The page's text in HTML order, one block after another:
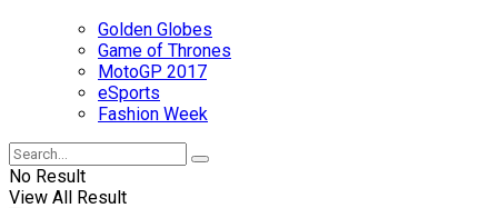
Golden Globes
Game of Thrones
MotoGP 2017
eSports
Fashion Week
No Result
View All Result